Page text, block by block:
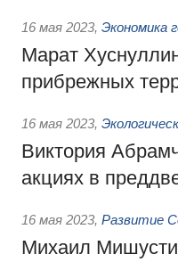
16 мая 2023, Экономика
Марат
прибрежных
16 мая 2023,
Виктория
акциях в
16 мая 2023, Развитие
Михаил